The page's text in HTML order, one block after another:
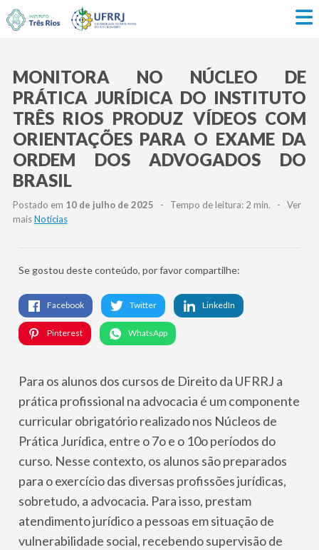
MONITORA NO NÚCLEO DE
PRÁTICA JURÍDICA DO INSTITUTO
TRÊS RIOS PRODUZ VÍDEOS COM
ORIENTAÇÕES PARA O EXAME DA
ORDEM DOS ADVOGADOS DO
BRASIL
Postado em 10 de julho de 2025 - Tempo de leitura: 2 min. - Ver
maisNotícias
Se gostou deste conteúdo, por favor compartilhe:
Facebook Twitter LinkedIn
Pinterest WhatsApp
Para os alunos dos cursos de Direito da UFRRJ a
prática profissional na advocacia é um componente
curricular obrigatório realizado nos Núcleos de
Prática Jurídica, entre o 7o e o 10o períodos do
curso. Nesse contexto, os alunos são preparados
para o exercício das diversas profissões jurídicas,
sobretudo, a advocacia. Para isso, prestam
atendimento jurídico a pessoas em situação de
vulnerabilidade social, recebendo supervisão de